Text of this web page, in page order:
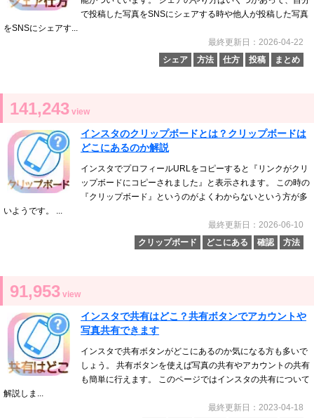
で投稿した写真をSNSにシェアする時や他人が投稿した写真
をSNSにシェアす...
最終更新日：2026-04-22
シェア
方法 仕方 投稿 まとめ
141,243 view
インスタのクリップボードとは？クリップボードは
どこにあるのか解説
インスタでプロフィールURLをコピーすると『リンクがクリ
ップボードにコピーされました』と表示されます。 この時の
『クリップボード』というのがよくわからないという方が多
いようです。 ...
最終更新日：2026-06-10
クリップボード
どこにある 確認 方法
91,953 view
インスタで共有はどこ？共有ボタンでアカウントや
写真共有できます
インスタで共有ボタンがどこにあるのか気になる方も多いで
しょう。 共有ボタンを使えば写真の共有やアカウントの共有
も簡単に行えます。 このページではインスタの共有について
解説しま...
最終更新日：2023-04-18